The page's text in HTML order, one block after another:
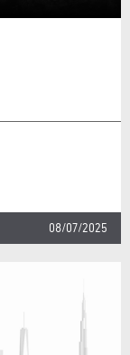
08/07/2025